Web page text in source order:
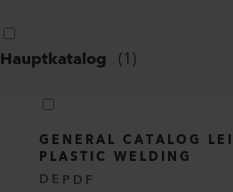
Hauptkatalog (1)
GENERAL CATALOG
PLASTIC WELDING
DE PDF